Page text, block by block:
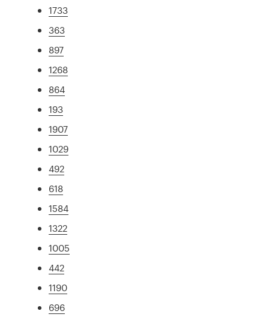
1733
363
897
1268
864
193
1907
1029
492
618
1584
1322
1005
442
1190
696